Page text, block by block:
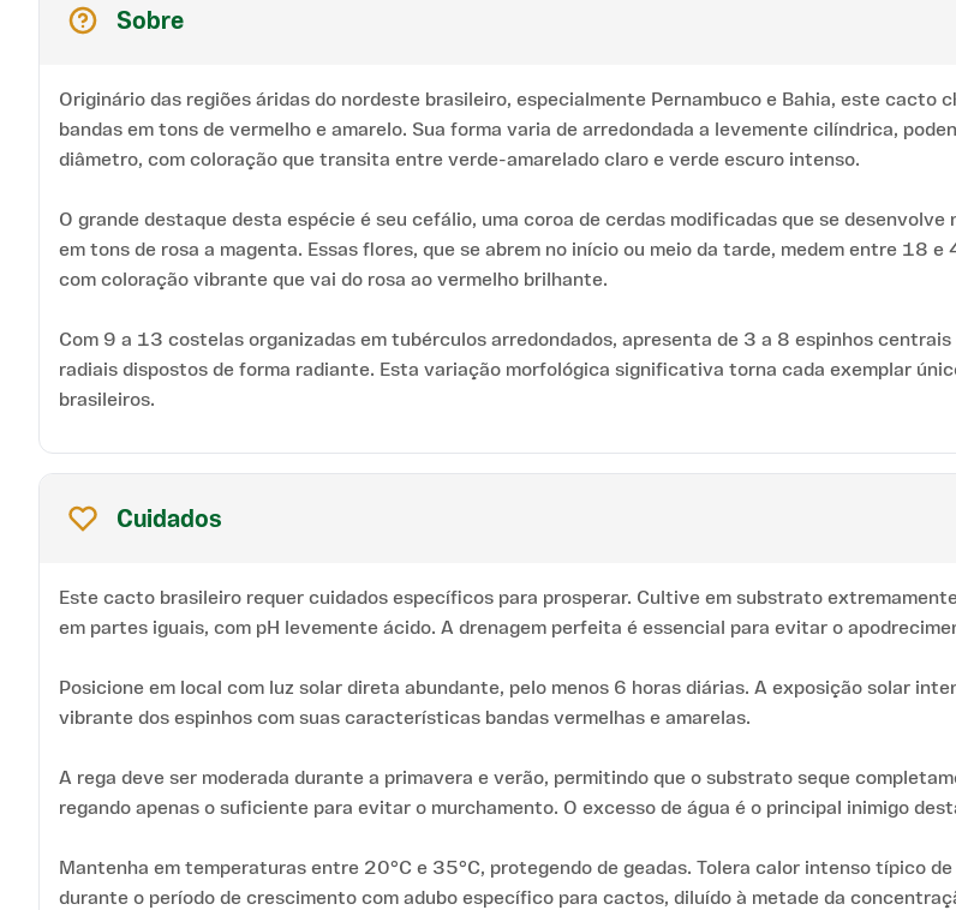
Sobre
Originário das regiões áridas do nordeste brasileiro, especialmente Pernambuco e Bahia, este
bandas em tons de vermelho e amarelo. Sua forma varia de arredondada a levemente cilíndrica,
diâmetro, com coloração que transita entre verde-amarelado claro e verde escuro intenso.
O grande destaque desta espécie é seu cefálio, uma coroa de cerdas modificadas que se
em tons de rosa a magenta. Essas flores, que se abrem no início ou meio da tarde, medem entre 18
com coloração vibrante que vai do rosa ao vermelho brilhante.
Com 9 a 13 costelas organizadas em tubérculos arredondados, apresenta de 3 a 8 espinhos
radiais dispostos de forma radiante. Esta variação morfológica significativa torna cada exemplar
brasileiros.
Cuidados
Este cacto brasileiro requer cuidados específicos para prosperar. Cultive em substrato
em partes iguais, com pH levemente ácido. A drenagem perfeita é essencial para evitar o
Posicione em local com luz solar direta abundante, pelo menos 6 horas diárias. A exposição solar
vibrante dos espinhos com suas características bandas vermelhas e amarelas.
A rega deve ser moderada durante a primavera e verão, permitindo que o substrato seque
regando apenas o suficiente para evitar o murchamento. O excesso de água é o principal inimigo
Mantenha em temperaturas entre 20°C e 35°C, protegendo de geadas. Tolera calor intenso típico
durante o período de crescimento com adubo específico para cactos, diluído à metade da